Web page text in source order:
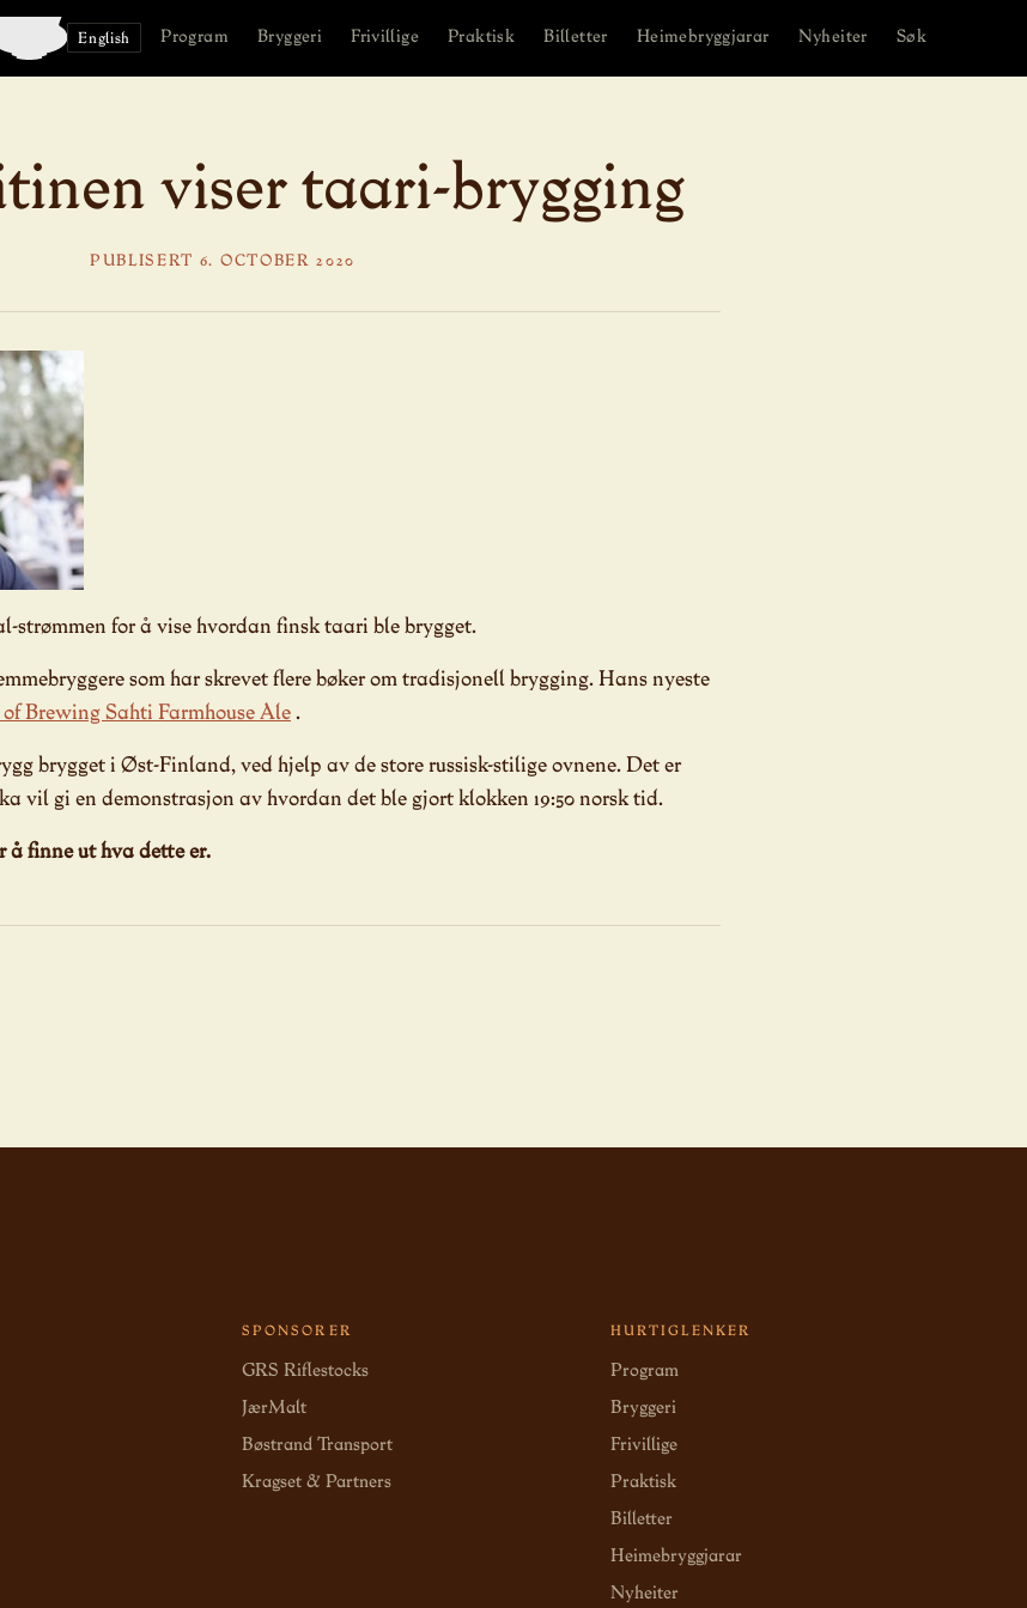
English Program Bryggeri Frivillige Praktisk Billetter Heimebryggjarar Nyheiter Søk
viser taari-brygging
PUBLISERT 6. OCTOBER 2020
strømmen for å vise hvordan finsk taari ble brygget.
som har skrevet flere bøker om tradisjonell brygging. Hans nyeste
Brewing Sahti Farmhouse Ale.
brygget i Øst-Finland, ved hjelp av de store russisk-stilige ovnene. Det er
vil gi en demonstrasjon av hvordan det ble gjort klokken 19:50 norsk tid.
å finne ut hva dette er.
SPONSORER
GRS Riflestocks
JærMalt
Bøstrand Transport
Kragset & Partners
HURTIGLENKER
Program
Bryggeri
Frivillige
Praktisk
Billetter
Heimebryggjarar
Nyheiter